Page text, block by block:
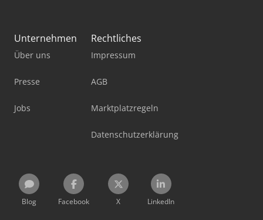
Unternehmen
Über uns
Presse
Jobs
Rechtliches
Impressum
AGB
Marktplatzregeln
Datenschutzerklärung
Blog Facebook X LinkedIn